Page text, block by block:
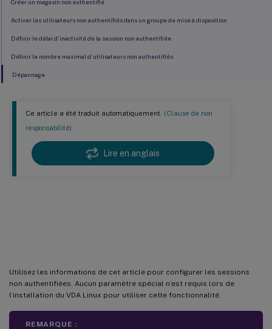
Ce article a été traduit automatiquement. (Clause de non
responsabilité)
Lire en anglais
Utilisez les informations de cet article pour configurer les sessions
non authentifiées. Aucun paramètre spécial n’est requis lors de
l’installation du VDA Linux pour utiliser cette fonctionnalité.
REMARQUE :
Créer un magasin non authentifié
Activer les utilisateurs non authentifiés dans un groupe de mise à disposition
Définir le délai d’inactivité de la session non authentifiée
Définir le nombre maximal d’utilisateurs non authentifiés
Dépannage